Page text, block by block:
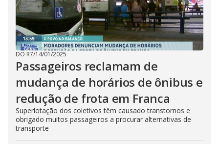
DO R7/14/01/2025
Passageiros reclamam de
mudança de horários de ônibus e
redução de frota em Franca
Superlotação dos coletivos têm causado transtornos e
obrigado muitos passageiros a procurar alternativas de
transporte